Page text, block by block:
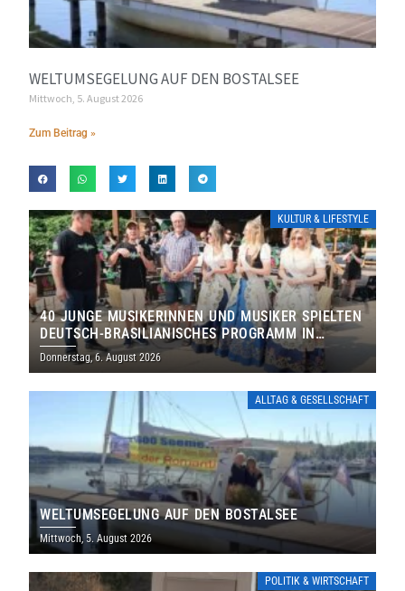
WELTUMSEGELUNG AUF DEN BOSTALSEE
Mittwoch, 5. August 2026
Zum Beitrag »
KULTUR & LIFESTYLE
40 JUNGE MUSIKERINNEN UND MUSIKER SPIELTEN
DEUTSCH-BRASILIANISCHES PROGRAMM IN
THOLEY
Donnerstag, 6. August 2026
ALLTAG & GESELLSCHAFT
WELTUMSEGELUNG AUF DEN BOSTALSEE
Mittwoch, 5. August 2026
POLITIK & WIRTSCHAFT